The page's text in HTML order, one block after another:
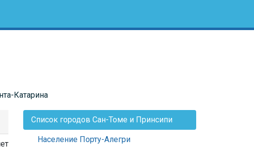
Катарина
Список городов Сан-Томе и Принсипи
Население Порту-Алегри